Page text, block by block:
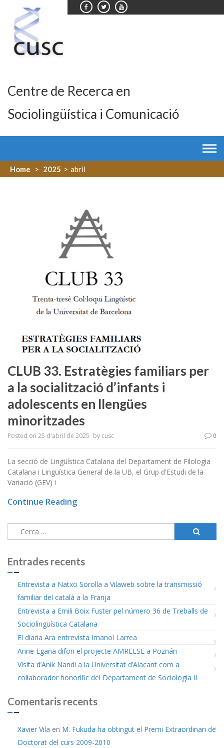
content
Centre de Recerca en
Sociolingüística i Comunicació
Home > 2025 > abril
CLUB 33. Estratègies familiars per
a la socialització d’infants i
adolescents en llengües
minoritzades
Posted on 25 d'abril de 2025 by cusc 0
La secció de Lingüística Catalana del Departament de Filologia
Catalana i Lingüística General de la UB, el Grup d'Estudi de la
Variació (GEV) i
Continue Reading
Cerca:
Entrades recents
Entrevista a Natxo Sorolla a Vilaweb sobre la transmissió
familiar del català a la Franja
Entrevista a Emili Boix Fuster pel número 36 de Treballs de
Sociolingüística Catalana
El diaria Ara entrevista Imanol Larrea
Anne Egaña difon el projecte AMRELSE a Poznán
Visita d’Anik Nandi a la Universitat d’Alacant com a
col·laborador honorífic del Departament de Sociologia II
Comentaris recents
Xavier Vila en M. Fukuda ha obtingut el Premi Extraordinari de
Doctorat del curs 2009-2010